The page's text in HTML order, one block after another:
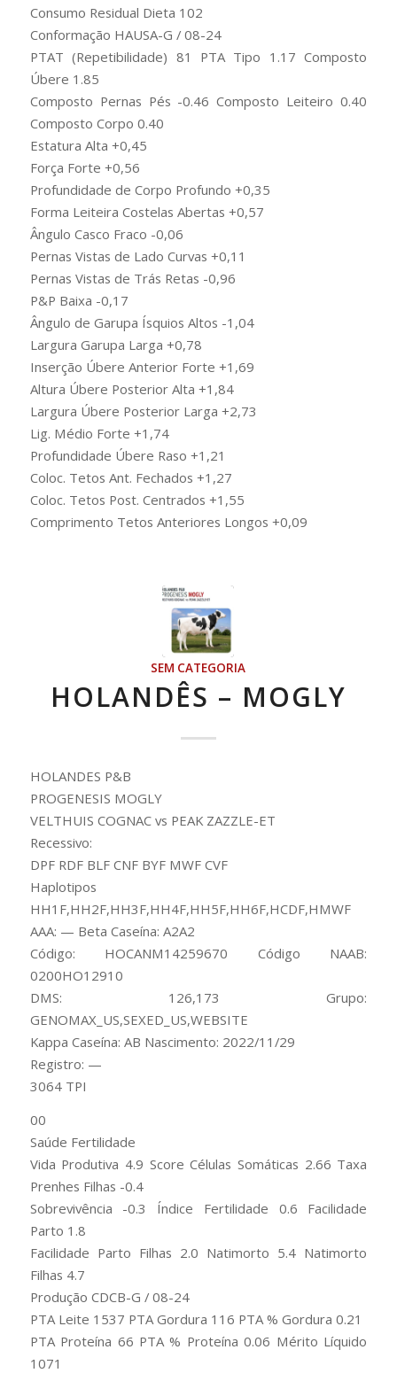
Consumo Residual Dieta 102
Conformação HAUSA-G / 08-24
PTAT (Repetibilidade) 81 PTA Tipo 1.17 Composto
Úbere 1.85
Composto Pernas Pés -0.46 Composto Leiteiro 0.40
Composto Corpo 0.40
Estatura Alta +0,45
Força Forte +0,56
Profundidade de Corpo Profundo +0,35
Forma Leiteira Costelas Abertas +0,57
Ângulo Casco Fraco -0,06
Pernas Vistas de Lado Curvas +0,11
Pernas Vistas de Trás Retas -0,96
P&P Baixa -0,17
Ângulo de Garupa Ísquios Altos -1,04
Largura Garupa Larga +0,78
Inserção Úbere Anterior Forte +1,69
Altura Úbere Posterior Alta +1,84
Largura Úbere Posterior Larga +2,73
Lig. Médio Forte +1,74
Profundidade Úbere Raso +1,21
Coloc. Tetos Ant. Fechados +1,27
Coloc. Tetos Post. Centrados +1,55
Comprimento Tetos Anteriores Longos +0,09
SEM CATEGORIA
HOLANDÊS – MOGLY
HOLANDES P&B
PROGENESIS MOGLY
VELTHUIS COGNAC vs PEAK ZAZZLE-ET
Recessivo:
DPF RDF BLF CNF BYF MWF CVF
Haplotipos
HH1F,HH2F,HH3F,HH4F,HH5F,HH6F,HCDF,HMWF
AAA: — Beta Caseína: A2A2
Código: HOCANM14259670 Código NAAB:
0200HO12910
DMS: 126,173 Grupo:
GENOMAX_US,SEXED_US,WEBSITE
Kappa Caseína: AB Nascimento: 2022/11/29
Registro: —
3064 TPI
00
Saúde Fertilidade
Vida Produtiva 4.9 Score Células Somáticas 2.66 Taxa
Prenhes Filhas -0.4
Sobrevivência -0.3 Índice Fertilidade 0.6 Facilidade
Parto 1.8
Facilidade Parto Filhas 2.0 Natimorto 5.4 Natimorto
Filhas 4.7
Produção CDCB-G / 08-24
PTA Leite 1537 PTA Gordura 116 PTA % Gordura 0.21
PTA Proteína 66 PTA % Proteína 0.06 Mérito Líquido
1071